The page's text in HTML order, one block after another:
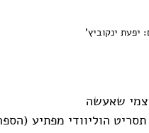
יפעת ינקוביץ'
שאעשה
הוליוודי מפתיע